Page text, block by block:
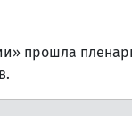
прошла